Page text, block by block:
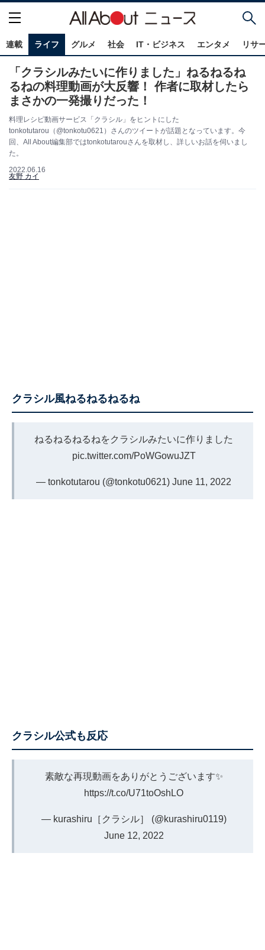
連載 ライフ グルメ 社会 IT・ビジネス エンタメ リサ
「クラシルみたいに作りました」ねるねるね
るねの料理動画が大反響！ 作者に取材したら
まさかの一発撮りだった！
料理レシピ動画サービス「クラシル」をヒントにした
tonkotutarou（@tonkotu0621）さんのツイートが話題となっています。今
回、All About編集部ではtonkotutarouさんを取材し、詳しいお話を伺いまし
た。
2022.06.16
友野 カイ
クラシル風ねるねるねるね
ねるねるねるねをクラシルみたいに作りました
pic.twitter.com/PoWGowuJZT
— tonkotutarou (@tonkotu0621) June 11, 2022
クラシル公式も反応
素敵な再現動画をありがとうございます✨
https://t.co/U71toOshLO
— kurashiru［クラシル］ (@kurashiru0119)
June 12, 2022